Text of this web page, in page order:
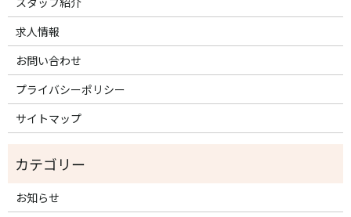
求人情報
お問い合わせ
プライバシーポリシー
サイトマップ
お知らせ